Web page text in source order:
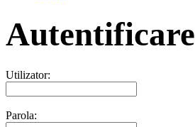
Autentificare
Utilizator:
Parola: